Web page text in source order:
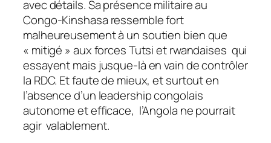
avec détails. Sa présence militaire au
Congo-Kinshasa ressemble fort
malheureusement à un soutien bien que
« mitigé » aux forces Tutsi et rwandaises qui
essayent mais jusque-là en vain de contrôler
la RDC. Et faute de mieux, et surtout en
l’absence d’un leadership congolais
autonome et efficace, l’Angola ne pourrait
agir valablement.